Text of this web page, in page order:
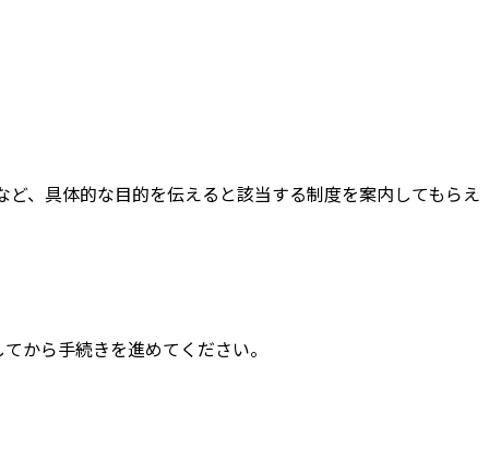
、具体的な目的を伝えると該当する制度を案内してもらえ
から手続きを進めてください。